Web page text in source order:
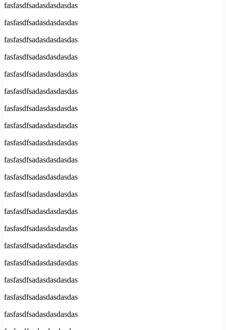
fasfasdfsadasdasdasdas
fasfasdfsadasdasdasdas
fasfasdfsadasdasdasdas
fasfasdfsadasdasdasdas
fasfasdfsadasdasdasdas
fasfasdfsadasdasdasdas
fasfasdfsadasdasdasdas
fasfasdfsadasdasdasdas
fasfasdfsadasdasdasdas
fasfasdfsadasdasdasdas
fasfasdfsadasdasdasdas
fasfasdfsadasdasdasdas
fasfasdfsadasdasdasdas
fasfasdfsadasdasdasdas
fasfasdfsadasdasdasdas
fasfasdfsadasdasdasdas
fasfasdfsadasdasdasdas
fasfasdfsadasdasdasdas
fasfasdfsadasdasdasdas